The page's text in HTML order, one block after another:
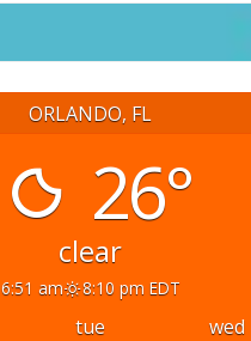
ORLANDO, FL
26°
clear
6:51 am 8:10 pm EDT
tue
wed